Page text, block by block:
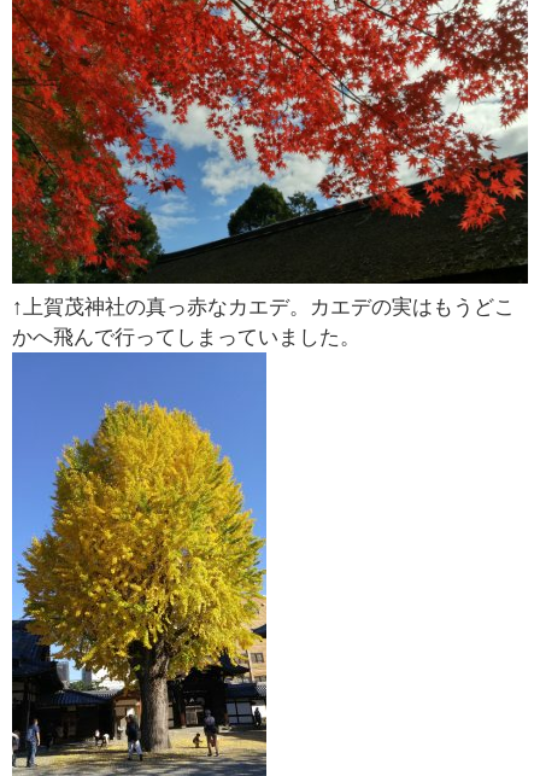
↑上賀茂神社の真っ赤なカエデ。カエデの実はもうどこ
かへ飛んで行ってしまっていました。
商
品
数
：
0